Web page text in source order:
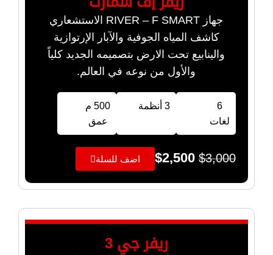
جهاز RIVER – F SMART الاستشعاري
كاشف المياه الجوفية والآبار الإرتوازية
والينابيع تحت الارض بتصميمه الجديد كلياً
والأول من نوعه في العالم.
6
لغات
3 أنظمة
500 م
عمق
$3,000
$2,500 اضف للسلة
ريفر جي 3